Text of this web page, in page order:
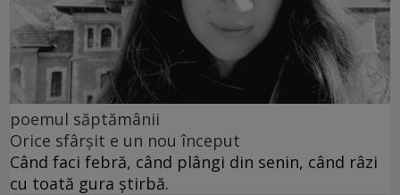
poemul săptămânii
Orice sfârșit e un nou început
Când faci febră, când plângi din senin, când râzi
cu toată gura știrbă.